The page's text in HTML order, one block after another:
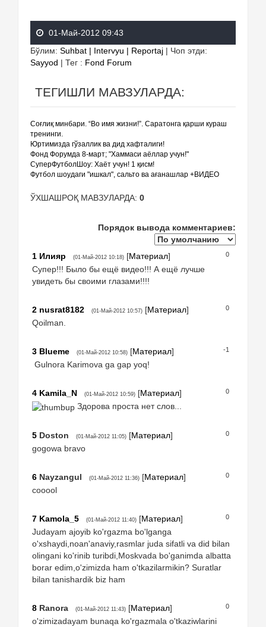
01-Май-2012 09:43
Бўлим: Suhbat | Intervyu | Reportaj | Чоп этди:
Sayyod | Тег : Fond Forum
ТЕГИШЛИ МАВЗУЛАРДА:
Соғлиқ минбари. “Во имя жизни!”. Саратонга қарши кураш
тренинги.
Юртимизда гўзаллик ва дид хафталиги!
Фонд Форумда 8-март; "Хаммаси аёллар учун!"
СуперФутболШоу: Хаёт учун! 1 қисм!
Футбол шоудаги "ишкал", сальто ва ағанашлар +ВИДЕО
ЎХШАШРОҚ МАВЗУЛАРДА: 0
Порядок вывода комментариев:
0
1 Илияр (01-Май-2012 10:18) [Материал]
Супер!!! Было бы ещё видео!!! А ещё лучше
увидеть бы своими глазами!!!!
0
2 nusrat8182 (01-Май-2012 10:57) [Материал]
Qoilman.
-1
3 Blueme (01-Май-2012 10:58) [Материал]
Gulnora Karimova ga gap yoq!
0
4 Kamila_N (01-Май-2012 10:59) [Материал]
Здорова проста нет слов...
0
5 Doston (01-Май-2012 11:05) [Материал]
gogowa bravo
0
6 Nayzangul (01-Май-2012 11:36) [Материал]
cooool
0
7 Kamola_5 (01-Май-2012 11:40) [Материал]
Judayam ajoyib ko'rgazma bo'lganga
o'xshaydi,noan'anaviy,rasmlar juda sifatli va did bilan
olingani ko'rinib turibdi,Moskvada bo'ganimda albatta
borar edim,o'zimizda ham o'tkazilarmikin? Suratlar
bilan tanishardik biz ham
0
8 Ranora (01-Май-2012 11:43) [Материал]
o'zimizadayam bunaqa ko'rgazmala o'tkaziwlarini